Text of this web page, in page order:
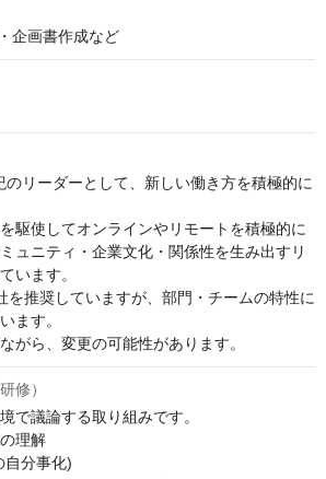
企画書作成など
リーダーとして、新しい働き方を積極的に
駆使してオンラインやリモートを積極的に
ュニティ・企業文化・関係性を生み出すリ
います。
を推奨していますが、部門・チームの特性に
ます。
がら、変更の可能性があります。
修）
で議論する取り組みです。
理解
自分事化)